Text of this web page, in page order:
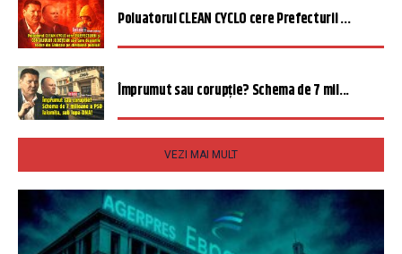
Poluatorul CLEAN CYCLO cere Prefecturii ...
Împrumut sau corupție? Schema de 7 mil...
VEZI MAI MULT